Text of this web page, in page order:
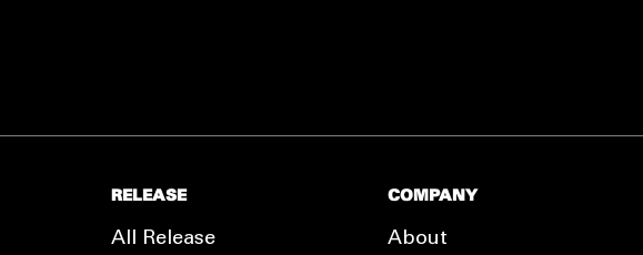
RELEASE
All Release
COMPANY
About